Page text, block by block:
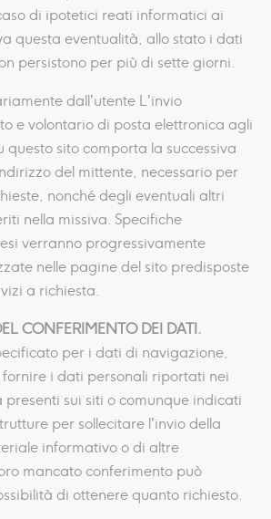
di ipotetici reati informatici ai
questa eventualità, allo stato i dati
persistono per più di sette giorni.
dall’utente L’invio
e volontario di posta elettronica agli
questo sito comporta la successiva
del mittente, necessario per
nonché degli eventuali altri
nella missiva. Specifiche
verranno progressivamente
nelle pagine del sito predisposte
a richiesta.
CONFERIMENTO DEI DATI.
per i dati di navigazione,
fornire i dati personali riportati nei
presenti sui siti o comunque indicati
per sollecitare l’invio della
informativo o di altre
mancato conferimento può
di ottenere quanto richiesto.